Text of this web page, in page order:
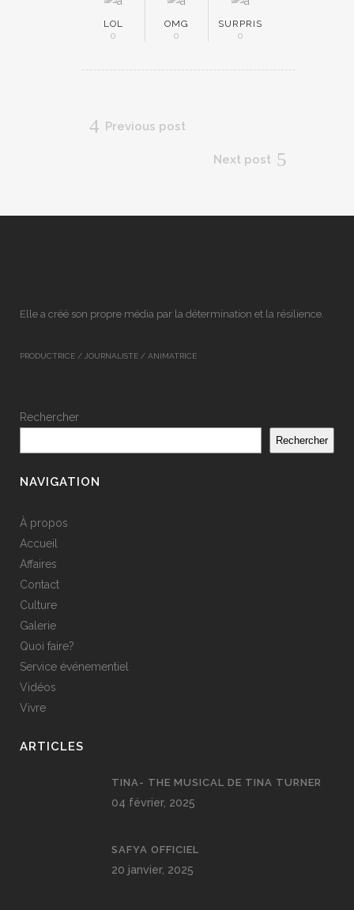
LOL
0
OMG
0
SURPRIS
0
Previous post
Next post
Elle a créé son propre média par la détermination et la résilience.
PRODUCTRICE / JOURNALISTE / ANIMATRICE
Rechercher
Rechercher
NAVIGATION
À propos
Accueil
Affaires
Contact
Culture
Galerie
Quoi faire?
Service événementiel
Vidéos
Vivre
ARTICLES
TINA- THE MUSICAL DE TINA TURNER
04 février, 2025
SAFYA OFFICIEL
20 janvier, 2025